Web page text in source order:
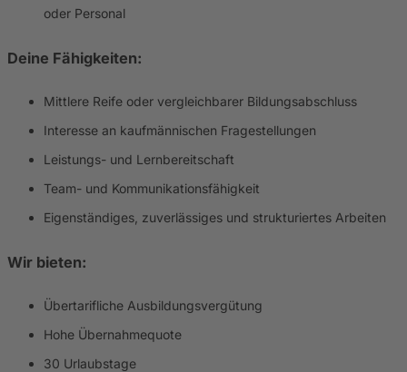
oder Personal
Deine Fähigkeiten:
Mittlere Reife oder vergleichbarer Bildungsabschluss
Interesse an kaufmännischen Fragestellungen
Leistungs- und Lernbereitschaft
Team- und Kommunikationsfähigkeit
Eigenständiges, zuverlässiges und strukturiertes Arbeiten
Wir bieten:
Übertarifliche Ausbildungsvergütung
Hohe Übernahmequote
30 Urlaubstage